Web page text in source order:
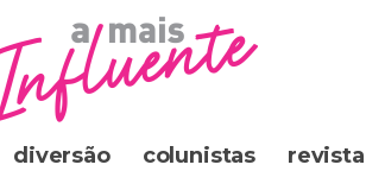
diversão colunistas revista